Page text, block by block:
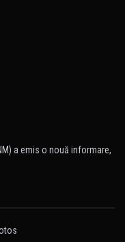
a emis o nouă informare,